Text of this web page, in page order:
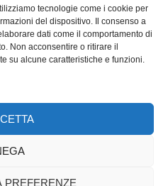
tecnologie come i cookie per
del dispositivo. Il consenso a
dati come il comportamento di
Non acconsentire o ritirare il
su alcune caratteristiche e funzioni.
PREFERENZE